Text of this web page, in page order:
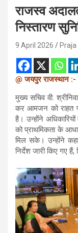
राजस्व
निस्तारण
9 April 2026
@जयपुर राजस्थान:-
मुख्य सचिव वी.
कर आमजन को राहत
है। उन्होंने अधिकारियों
को प्राथमिकता के
मिल सके। उन्होंने कहा
निर्देश जारी किए गए